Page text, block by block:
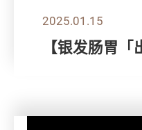
2025.01.15
【银发肠胃「